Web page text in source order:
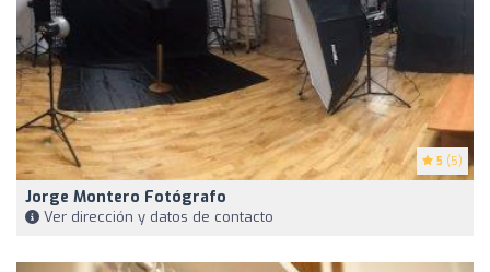
5 (5)
Jorge Montero Fotógrafo
Ver dirección y datos de contacto